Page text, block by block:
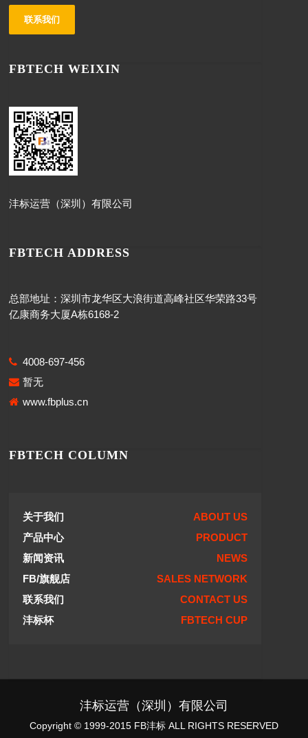
联系我们
FBTECH WEIXIN
沣标运营（深圳）有限公司
FBTECH ADDRESS
总部地址：深圳市龙华区大浪街道高峰社区华荣路33号
亿康商务大厦A栋6168-2
4008-697-456
暂无
www.fbplus.cn
FBTECH COLUMN
关于我们
ABOUT US
产品中心
PRODUCT
新闻资讯
NEWS
FB/旗舰店
SALES NETWORK
联系我们
CONTACT US
沣标杯
FBTECH CUP
沣标运营（深圳）有限公司
Copyright © 1999-2015 FB沣标 ALL RIGHTS RESERVED